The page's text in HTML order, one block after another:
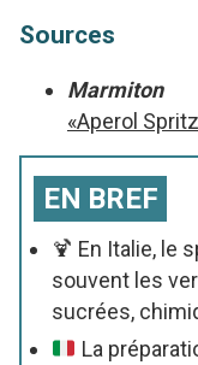
Sources
Marmiton
«Aperol
EN BREF
🍹 En Italie, le
souvent les
sucrées,
La